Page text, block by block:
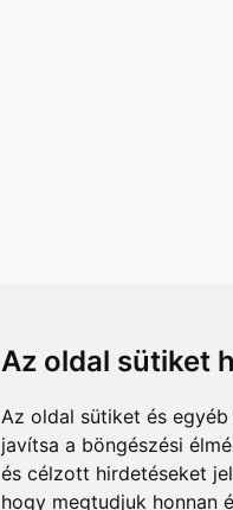
Az oldal sütiket
Az oldal sütiket és
javítsa a böngészési
és célzott hirdetéseket
hogy megtudjuk honnan
SZA-
H
IZZÓ